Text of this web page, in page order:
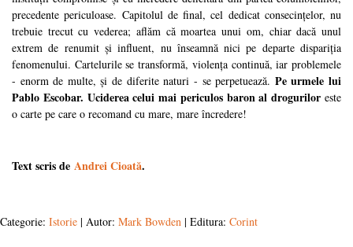
precedente periculoase. Capitolul de final, cel dedicat consecințelor, nu
trebuie trecut cu vederea; aflăm că moartea unui om, chiar dacă unul
extrem de renumit și influent, nu înseamnă nici pe departe dispariția
fenomenului. Cartelurile se transformă, violența continuă, iar problemele
- enorm de multe, și de diferite naturi - se perpetuează. Pe urmele lui
Pablo Escobar. Uciderea celui mai periculos baron al drogurilor este
o carte pe care o recomand cu mare, mare încredere!
Text scris de Andrei Cioată.
Categorie: Istorie | Autor: Mark Bowden | Editura: Corint